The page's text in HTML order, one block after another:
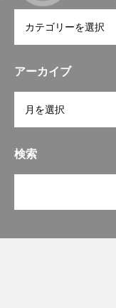
アーカイブ
検索